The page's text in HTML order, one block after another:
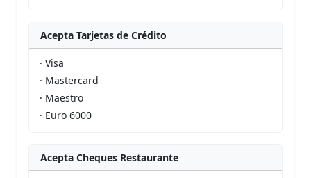
Acepta Tarjetas de Crédito
· Visa
· Mastercard
· Maestro
· Euro 6000
Acepta Cheques Restaurante